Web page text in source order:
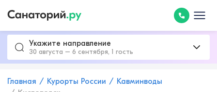
Укажите направление
30 августа – 6 сентября, 1 гость
Главная Курорты России
Кавминводы